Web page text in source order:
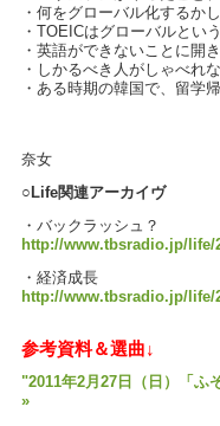
・何をグローバル化するか
・TOEICはグローバルとい
・英語ができないことに開
・しかるべき人がしゃべれ
・ある時期の韓国で、留学
奈女
○ Life関連アーカイヴ
・バックラッシュ？
http://www.tbsradio.jp/life/
・経済成長
http://www.tbsradio.jp/life/
参考資料＆選曲↓
"2011年2月27日（日）「ふ
»